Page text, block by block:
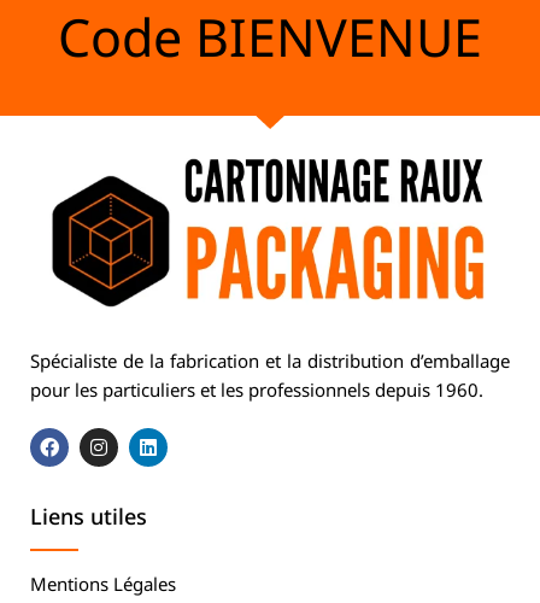
Code BIENVENUE
Spécialiste de la fabrication et la distribution d’emballage
pour les particuliers et les professionnels depuis 1960.
Liens utiles
Mentions Légales